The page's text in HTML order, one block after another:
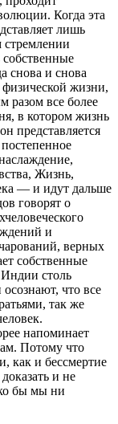
Когда эта
лишь
стремлении
собственные
снова и снова
физической жизни,
разом все более
в котором жизнь
представляется
Жизнь,
— и идут дальше
говорят о
и
верных
собственные
столь
что все
так же
напоминает
Потому что
как и бессмертие
и не
бы мы ни